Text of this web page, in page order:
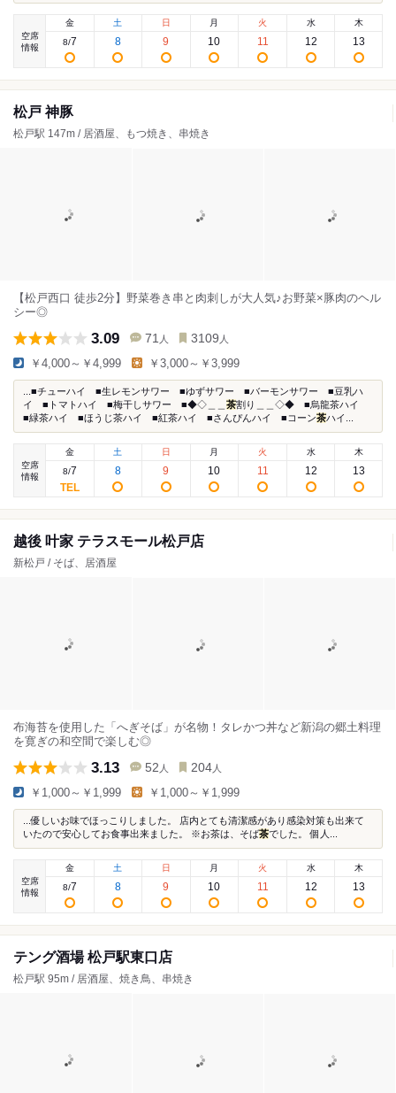
空席
情報
金
8/7
土
8
日
9
月
10
火
11
水
12
木
13
松戸 神豚
松戸駅 147m / 居酒屋、もつ焼き、串焼き
【松戸西口 徒歩2分】野菜巻き串と肉刺しが大人気♪お野菜×豚肉のヘル
シー◎
3.09 71 人 3109 人
￥4,000～￥4,999 ￥3,000～￥3,999
...■チューハイ ■生レモンサワー ■ゆずサワー ■バーモンサワー ■豆乳ハ
イ ■トマトハイ ■梅干しサワー ■◆◇＿＿ 茶割り＿＿◇◆ ■烏龍茶ハイ
■緑茶ハイ ■ほうじ茶ハイ ■紅茶ハイ ■さんぴんハイ ■コーン茶ハイ...
空席
情報
金
8/7
土
8
日
9
月
10
火
11
水
12
木
13
越後 叶家 テラスモール松戸店
新松戸 / そば、居酒屋
布海苔を使用した「へぎそば」が名物！タレかつ丼など新潟の郷土料理
を寛ぎの和空間で楽しむ◎
3.13 52 人 204 人
￥1,000～￥1,999 ￥1,000～￥1,999
...優しいお味でほっこりしました。 店内とても清潔感があり感染対策も出来て
いたので安心してお食事出来ました。 ※お茶は、そば茶でした。 個人...
空席
情報
金
8/7
土
8
日
9
月
10
火
11
水
12
木
13
テング酒場 松戸駅東口店
松戸駅 95m / 居酒屋、焼き鳥、串焼き